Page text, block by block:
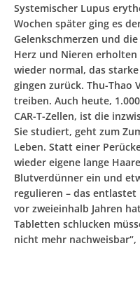
Systemischer Lupus
Wochen später ging es
Gelenkschmerzen und
Herz und Nieren
wieder normal, das
gingen zurück. Thu-Thao
treiben. Auch heute,
CAR-T-Zellen, ist die
Sie studiert, geht zum
Leben. Statt einer
wieder eigene lange
Blutverdünner ein und
regulieren – das
vor zweieinhalb Jahren
Tabletten schlucken
nicht mehr